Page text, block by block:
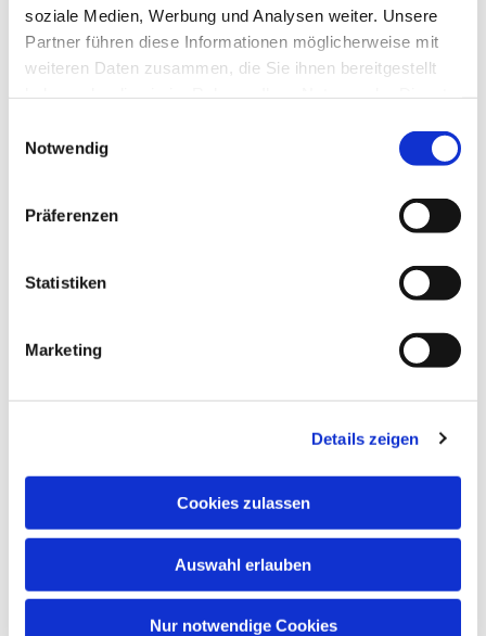
soziale Medien, Werbung und Analysen weiter. Unsere
Partner führen diese Informationen möglicherweise mit
weiteren Daten zusammen, die Sie ihnen bereitgestellt
Notwendig
Präferenzen
Statistiken
Marketing
Details zeigen
Cookies zulassen
Auswahl erlauben
Nur notwendige Cookies
EVANGELISCHE
GESAMTKIRCHENGEMEINDE DER
MAINPERLEN